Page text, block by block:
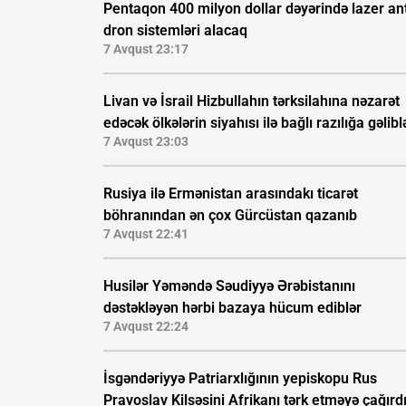
Pentaqon 400 milyon dollar dəyərində lazer
dron sistemləri alacaq
7 Avqust 23:17
Livan və İsrail Hizbullahın tərksilahına nəzarət
edəcək ölkələrin siyahısı ilə bağlı razılığa
7 Avqust 23:03
Rusiya ilə Ermənistan arasındakı ticarət
böhranından ən çox Gürcüstan qazanıb
7 Avqust 22:41
Husilər Yəməndə Səudiyyə Ərəbistanını
dəstəkləyən hərbi bazaya hücum ediblər
7 Avqust 22:24
İsgəndəriyyə Patriarxlığının yepiskopu Rus
Pravoslav Kilsəsini Afrikanı tərk etməyə çağırdı